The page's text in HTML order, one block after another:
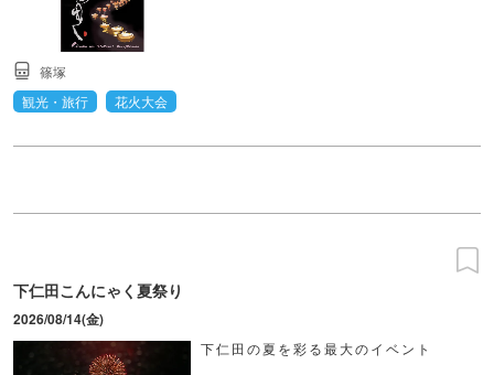
篠塚
観光・旅行
花火大会
下仁田こんにゃく夏祭り
2026/08/14(金)
下仁田の夏を彩る最大のイベント